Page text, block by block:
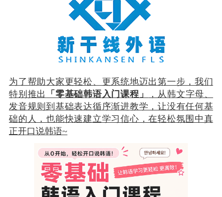
为了帮助大家更轻松、更系统地迈出第一步，我们
特别推出
「零基础韩语入门课程」
，从韩文字母、
发音规则到基础表达循序渐进教学，让没有任何基
础的人，也能快速建立学习信心，在轻松氛围中真
正开口说韩语~